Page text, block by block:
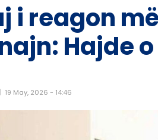
i reagon
Hajde
19 May, 2026 - 14:46